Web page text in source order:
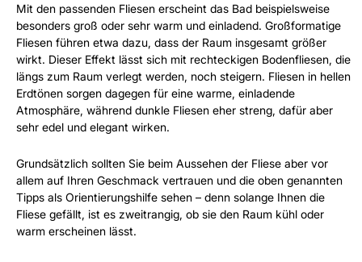
Mit den passenden Fliesen erscheint das Bad beispielsweise
besonders groß oder sehr warm und einladend. Großformatige
Fliesen führen etwa dazu, dass der Raum insgesamt größer
wirkt. Dieser Effekt lässt sich mit rechteckigen Bodenfliesen, die
längs zum Raum verlegt werden, noch steigern. Fliesen in hellen
Erdtönen sorgen dagegen für eine warme, einladende
Atmosphäre, während dunkle Fliesen eher streng, dafür aber
sehr edel und elegant wirken.
Grundsätzlich sollten Sie beim Aussehen der Fliese aber vor
allem auf Ihren Geschmack vertrauen und die oben genannten
Tipps als Orientierungshilfe sehen – denn solange Ihnen die
Fliese gefällt, ist es zweitrangig, ob sie den Raum kühl oder
warm erscheinen lässt.